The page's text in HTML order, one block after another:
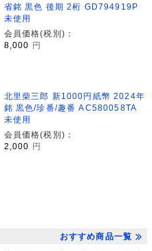
省銘 黒色 後期 2桁 GD794919P
未使用
会員価格(税別)：
8,000 円
北里柴三郎 新1000円紙幣 2024年
銘 黒色/珍番/趣番 AC580058TA
未使用
会員価格(税別)：
2,000 円
おすすめ商品一覧